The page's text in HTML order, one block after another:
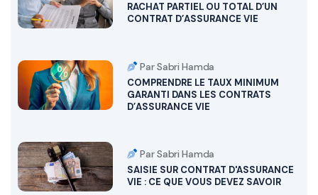
RACHAT PARTIEL OU TOTAL D’UN
CONTRAT D’ASSURANCE VIE
Par Sabri Hamda
COMPRENDRE LE TAUX MINIMUM
GARANTI DANS LES CONTRATS
D’ASSURANCE VIE
Par Sabri Hamda
SAISIE SUR CONTRAT D'ASSURANCE
VIE : CE QUE VOUS DEVEZ SAVOIR